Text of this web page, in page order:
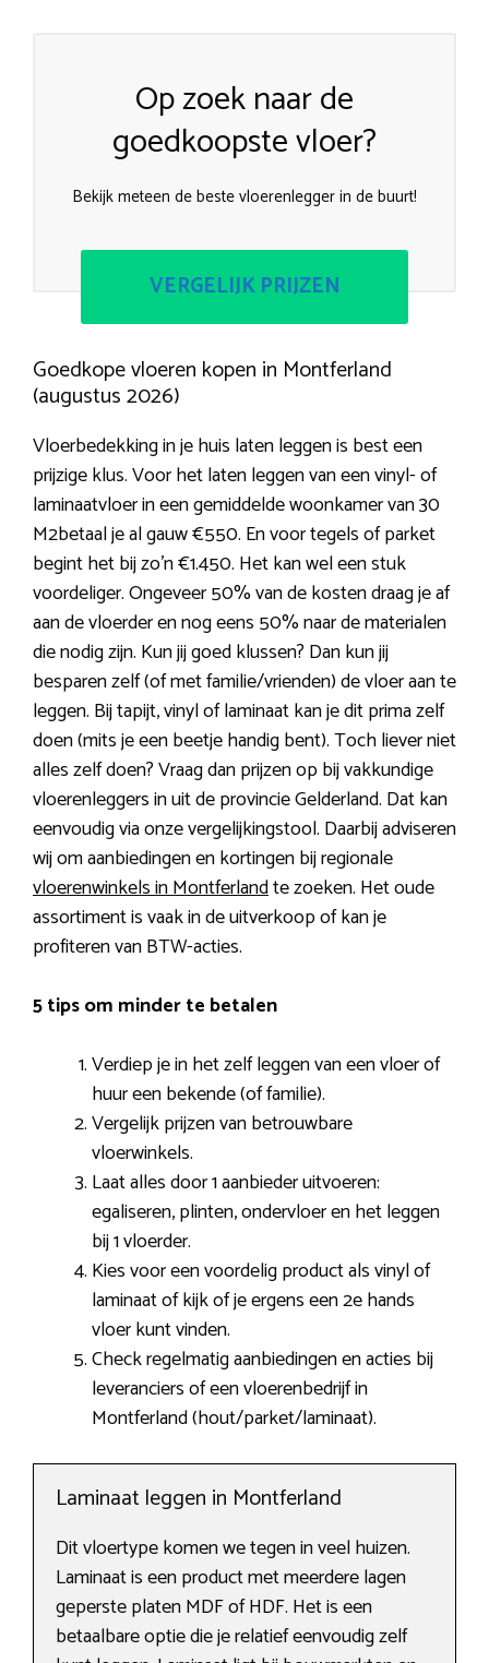
Op zoek naar de
goedkoopste vloer?
Bekijk meteen de beste vloerenlegger in de buurt!
VERGELIJK PRIJZEN
Goedkope vloeren kopen in Montferland
(augustus 2026)
Vloerbedekking in je huis laten leggen is best een
prijzige klus. Voor het laten leggen van een vinyl- of
laminaatvloer in een gemiddelde woonkamer van 30
M2betaal je al gauw €550. En voor tegels of parket
begint het bij zo’n €1.450. Het kan wel een stuk
voordeliger. Ongeveer 50% van de kosten draag je af
aan de vloerder en nog eens 50% naar de materialen
die nodig zijn. Kun jij goed klussen? Dan kun jij
besparen zelf (of met familie/vrienden) de vloer aan te
leggen. Bij tapijt, vinyl of laminaat kan je dit prima zelf
doen (mits je een beetje handig bent). Toch liever niet
alles zelf doen? Vraag dan prijzen op bij vakkundige
vloerenleggers in uit de provincie Gelderland. Dat kan
eenvoudig via onze vergelijkingstool. Daarbij adviseren
wij om aanbiedingen en kortingen bij regionale
vloerenwinkels in Montferlandte zoeken. Het oude
assortiment is vaak in de uitverkoop of kan je
profiteren van BTW-acties.
5 tips om minder te betalen
Verdiep je in het zelf leggen van een vloer of
huur een bekende (of familie).
Vergelijk prijzen van betrouwbare
vloerwinkels.
Laat alles door 1 aanbieder uitvoeren:
egaliseren, plinten, ondervloer en het leggen
bij 1 vloerder.
Kies voor een voordelig product als vinyl of
laminaat of kijk of je ergens een 2e hands
vloer kunt vinden.
Check regelmatig aanbiedingen en acties bij
leveranciers of een vloerenbedrijf in
Montferland (hout/parket/laminaat).
Laminaat leggen in Montferland
Dit vloertype komen we tegen in veel huizen.
Laminaat is een product met meerdere lagen
geperste platen MDF of HDF. Het is een
betaalbare optie die je relatief eenvoudig zelf